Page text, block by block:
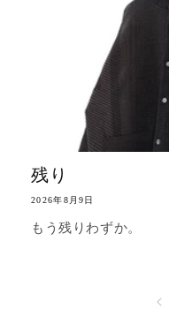
残り
2026年8月9日
もう残りわずか。